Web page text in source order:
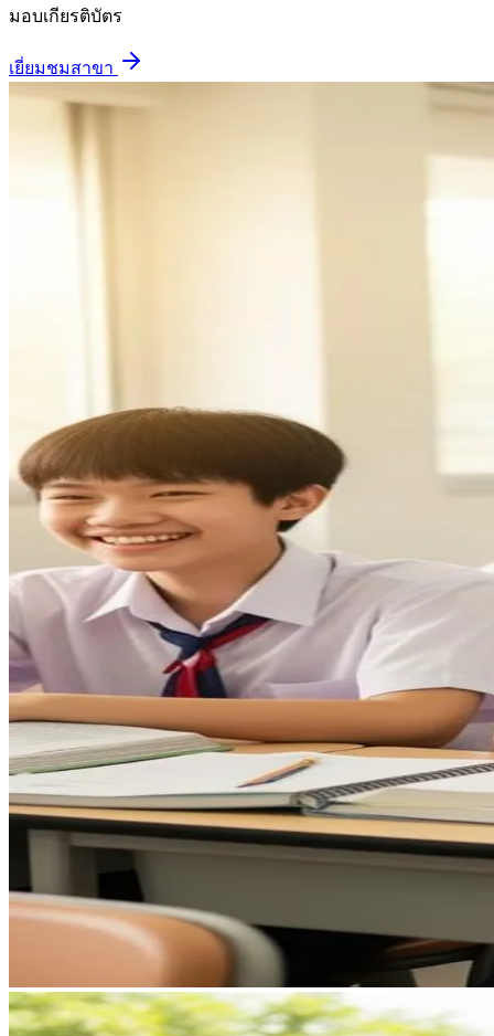
มอบเกียรติบัตร
เยี่ยมชมสาขา